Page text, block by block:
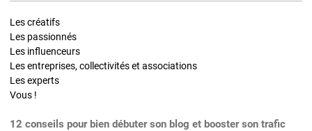
Les créatifs
Les passionnés
Les influenceurs
Les entreprises, collectivités et associations
Les experts
Vous !
12 conseils pour bien débuter son blog et booster son trafic